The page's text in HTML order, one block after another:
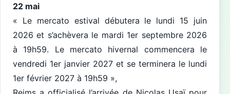
22 mai
« Le mercato estival débutera le lundi 15 juin
2026 et s’achèvera le mardi 1er septembre 2026
à 19h59. Le mercato hivernal commencera le
vendredi 1er janvier 2027 et se terminera le lundi
1er février 2027 à 19h59 »,